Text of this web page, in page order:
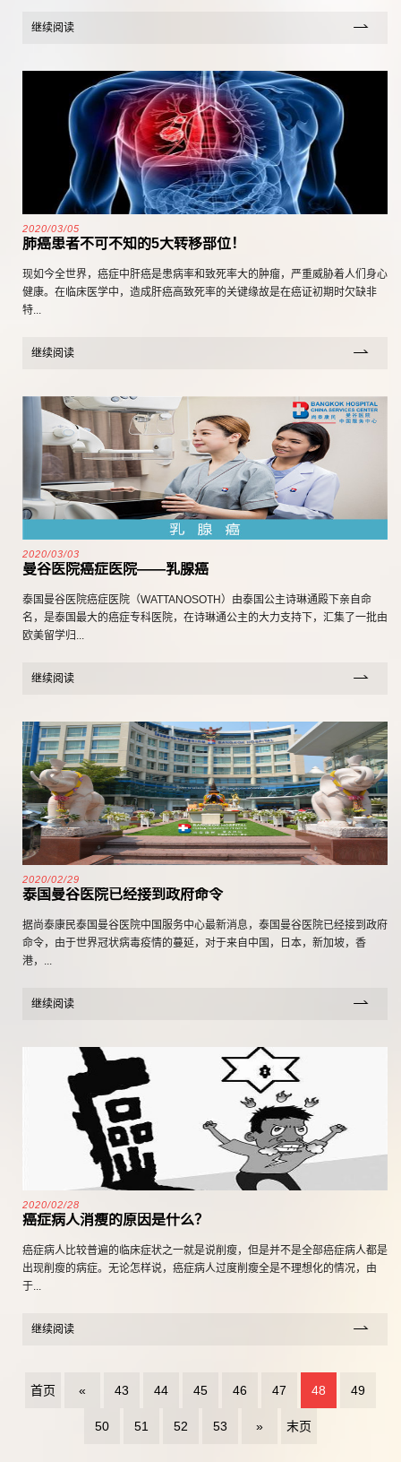
继续阅读
2020/03/05
肺癌患者不可不知的5大转移部位！
现如今全世界，癌症中肝癌是患病率和致死率大的肿瘤，严重威胁着人们身心
健康。在临床医学中，造成肝癌高致死率的关键缘故是在癌证初期时欠缺非
特...
继续阅读
2020/03/03
曼谷医院癌症医院——乳腺癌
泰国曼谷医院癌症医院（WATTANOSOTH）由泰国公主诗琳通殿下亲自命
名，是泰国最大的癌症专科医院，在诗琳通公主的大力支持下，汇集了一批由
欧美留学归...
继续阅读
2020/02/29
泰国曼谷医院已经接到政府命令
据尚泰康民泰国曼谷医院中国服务中心最新消息，泰国曼谷医院已经接到政府
命令，由于世界冠状病毒疫情的蔓延，对于来自中国，日本，新加坡，香
港，...
继续阅读
2020/02/28
癌症病人消瘦的原因是什么？
癌症病人比较普遍的临床症状之一就是说削瘦，但是并不是全部癌症病人都是
出现削瘦的病症。无论怎样说，癌症病人过度削瘦全是不理想化的情况，由
于...
继续阅读
首页 « 43 44 45 46 47 48 49
50 51 52 53 » 末页